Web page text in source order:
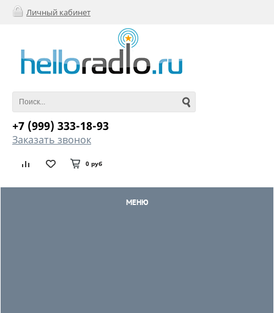
Личный кабинет
+7 (999) 333-18-93
Заказать звонок
0 руб
МЕНЮ